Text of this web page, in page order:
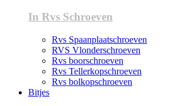
In Rvs Schroeven
Rvs Spaanplaatschroeven
RVS Vlonderschroeven
Rvs boorschroeven
Rvs Tellerkopschroeven
Rvs bolkopschroeven
Bitjes